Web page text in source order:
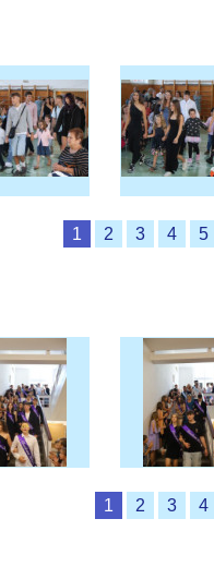
1 2 3 4 5
1 2 3 4